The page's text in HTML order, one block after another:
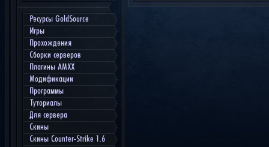
Ресурсы GoldSource
Игры
Прохождения
Сборки серверов
Плагины AMXX
Модификации
Программы
Туториалы
Для сервера
Скины
Скины Counter-Strike 1.6